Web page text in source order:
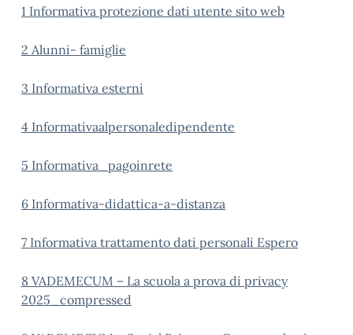
1 Informativa protezione dati utente sito web
2 Alunni- famiglie
3 Informativa esterni
4 Informativaalpersonaledipendente
5 Informativa_pagoinrete
6 Informativa-didattica-a-distanza
7 Informativa trattamento dati personali Espero
8 VADEMECUM – La scuola a prova di privacy
2025_compressed